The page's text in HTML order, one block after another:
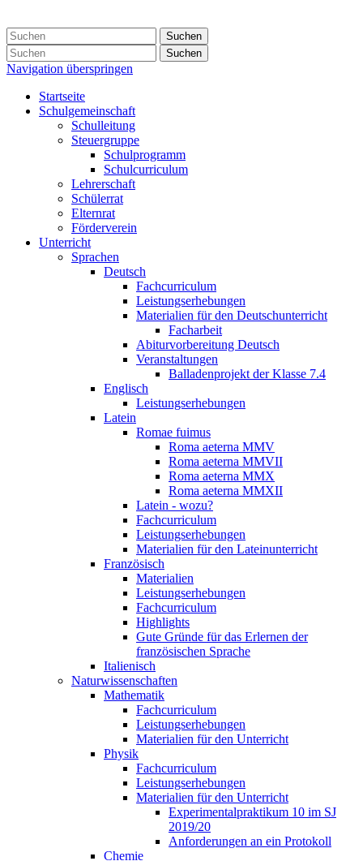
Suchen
Suchen
Navigation überspringen
Startseite
Schulgemeinschaft
Schulleitung
Steuergruppe
Schulprogramm
Schulcurriculum
Lehrerschaft
Schülerrat
Elternrat
Förderverein
Unterricht
Sprachen
Deutsch
Fachcurriculum
Leistungserhebungen
Materialien für den Deutschunterricht
Facharbeit
Abiturvorbereitung Deutsch
Veranstaltungen
Balladenprojekt der Klasse 7.4
Englisch
Leistungserhebungen
Latein
Romae fuimus
Roma aeterna MMV
Roma aeterna MMVII
Roma aeterna MMX
Roma aeterna MMXII
Latein - wozu?
Fachcurriculum
Leistungserhebungen
Materialien für den Lateinunterricht
Französisch
Materialien
Leistungserhebungen
Fachcurriculum
Highlights
Gute Gründe für das Erlernen der
französischen Sprache
Italienisch
Naturwissenschaften
Mathematik
Fachcurriculum
Leistungserhebungen
Materialien für den Unterricht
Physik
Fachcurriculum
Leistungserhebungen
Materialien für den Unterricht
Experimentalpraktikum 10 im SJ
2019/20
Anforderungen an ein Protokoll
Chemie